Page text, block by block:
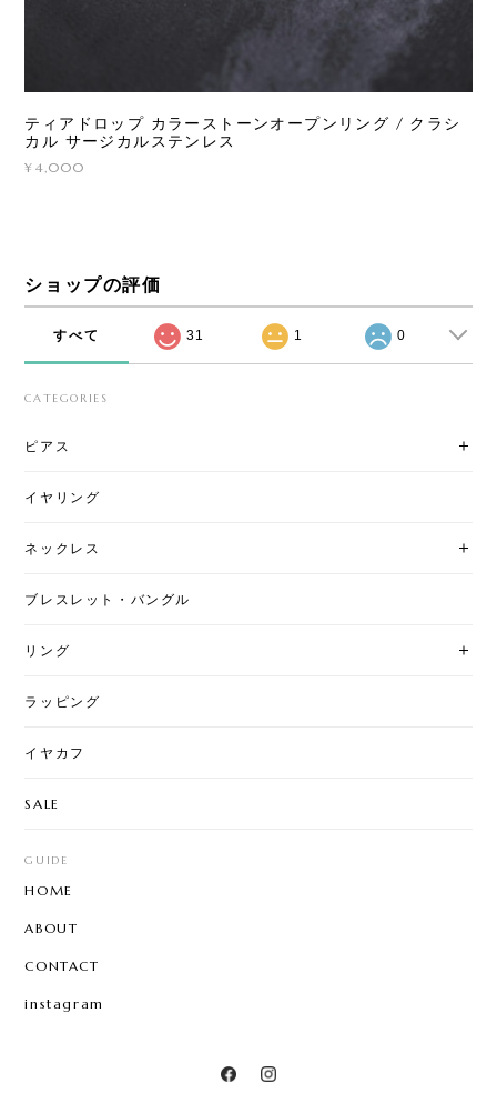
ティアドロップ カラーストーンオープンリング / クラシ
カル サージカルステンレス
¥4,000
ショップの評価
すべて 31 1 0
CATEGORIES
ピアス
イヤリング
ネックレス
ブレスレット・バングル
リング
ラッピング
イヤカフ
SALE
GUIDE
HOME
ABOUT
CONTACT
instagram